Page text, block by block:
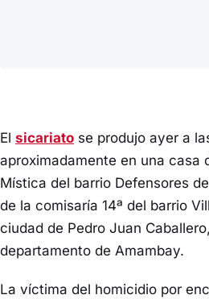
El sicariato se produjo ayer a
aproximadamente en una casa
Mística del barrio Defensores
de la comisaría 14ª del barrio
ciudad de Pedro Juan
departamento de Amambay.
La víctima del homicidio por